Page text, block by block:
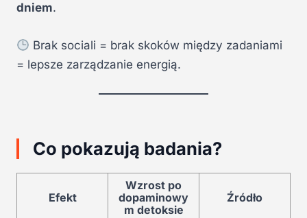
dniem.
Brak sociali = brak skoków między zadaniami
= lepsze zarządzanie energią.
Co pokazują badania?
Efekt
Wzrost po
dopaminowy
m detoksie
Źródło